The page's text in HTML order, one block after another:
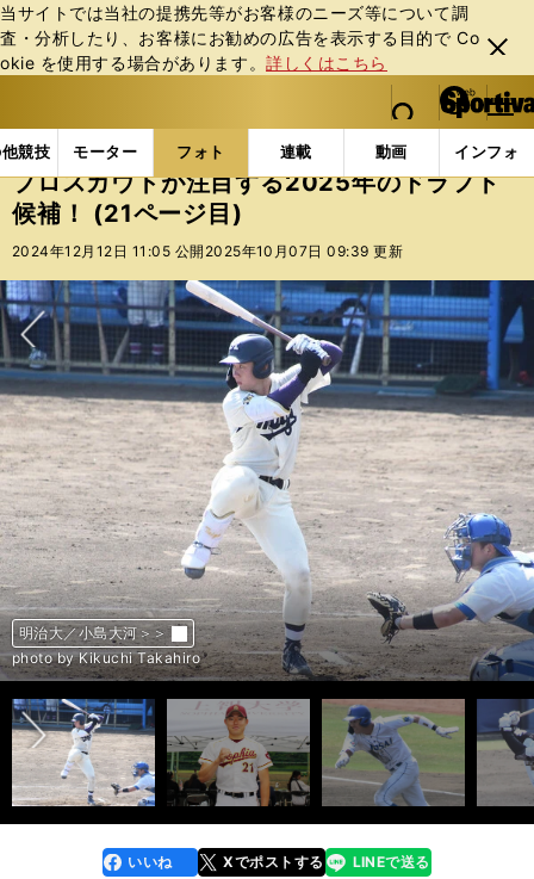
当サイトでは当社の提携先等がお客様のニーズ等について調
査・分析したり、お客様にお勧めの広告を表⽰する⽬的で Co
okie を使⽤する場合があります。詳しくはこちら
閉じ
る
web Sportiva (webスポルティーバ)
検索
マイペ
ー
ジ
メニュ
競技 モーター フォト 連載 動画 インフォ
b
ス
ポ
ル
ー
バ
フォトギャラリー コラムフォト プロスカウトが注
プロスカウトが注目する2025年のドラフト
候補！ (21ページ目)
2024年12月12日 11:05 公開 2025年10月07日 09:39 更新
次へ
創価大／立石正広 ＞＞
photo by Ohtomo Yoshiyuki
仙台大／大城海翔 ＞＞
photo by Kikuchi Takahiro
東海大／大塚瑠晏 ＞＞
photo by Kikuchi Takahiro
滝川高校／新井瑛太＞＞
photo by Kikuchi Takahiro
佛教大／赤木晴哉＞＞
photo by Kikuchi Takahiro
大阪学院大／エドポロ・ケイン＞＞
photo by Kikuchi Takahiro
幸福の科学学園／エミール・プレンサ＞＞
photo by Kikuchi Takahiro
未来富山／江藤蓮＞＞
photo by Kikuchi Takahiro
浦和学院／藤井健翔＞＞
photo by Kikuchi Takahiro
延岡学園／藤川敦也＞＞
photo by Kikuchi Takahiro
花園大／藤原聡大＞＞
photo by Kikuchi Takahiro
川和／濱岡蒼太＞＞
photo by Kikuchi Takahiro
火の国サラマンダーズ／池内匠生＞
photo by Kikuchi Takahiro
東北福祉大／堀越啓太＞＞
photo by Kikuchi Takahiro
カンザス州立大／井上心太郎＞＞
本人提供
NTT東日本／石井巧＞＞
photo by Kikuchi Takahiro
早稲田大／伊藤樹＞＞
photo by Kikuchi Takahiro
幸福の科学学園／ユニオール・ヌニエス＞＞
photo by Kikuchi Takahiro
神奈川大／金子京介＞＞
photo by Kikuchi Takahiro
Honda／片山皓心＞＞
photo by Kikuchi Takahiro
明治大／小島大河＞＞
photo by Kikuchi Takahiro
上智大／正木悠馬＞＞
photo by Takagi Yu
城西大／松川玲央＞＞
photo by Kikuchi Takahiro
栃木ゴールデンブレーブス／三方陽登＞＞
photo by Kikuchi Takahiro
JR東海／水谷祥平＞＞
photo by Takagi Yu
栃木ゴールデンブレーブス／桃次郎＞＞
photo by Kikuchi Takahiro
大阪学院大高／長瀬大来＞＞
photo by Kikuchi Takahiro
立教大／小畠一心＞＞
photo by Sankei Visual
青山学院大／小田康一郎＞＞
photo by Kikuchi Takahiro
学法石川／大栄利哉＞＞
photo by Kikuchi Takahiro
石川ミリオンスターズ／大坪梓恩＞＞
photo by Kikuchi Takahiro
中京大／大矢琉晟＞＞
photo by Kikuchi Takahiro
筑波大／岡城快生＞＞
photo by Kikuchi Takahiro
東北福祉大／櫻井頼之介＞＞
photo by Kikuchi Takahiro
昌平／櫻井ユウヤ＞＞
photo by Kikuchi Takahiro
中京大／沢田涼太＞＞
photo by Kikuchi Takahiro
日大鶴ヶ丘／住日翔夢＞＞
photo by Takagi Yu
東海大甲府／鈴木蓮吾＞＞
photo by Kikuchi Takahiro
富山GRNサンダーバーズ／シャピロ・マシュー一郎＞＞
photo by Kikuchi Takahiro
仙台育英／高田庵冬＞＞
photo by Kikuchi Takahiro
神奈川フューチャードリームス／冨重英二郎＞＞
photo by Kikuchi Takahiro
東京大／渡辺向輝＞＞
photo by Kikuchi Takahiro
愛媛マンダリンパイレーツ／上野雄大＞＞
photo by Kikuchi Takahiro
創価大／山崎太陽＞＞
photo by Kikuchi Takahiro
立教大／山形球道＞＞
photo by Ohtomo Yoshiyuki
国士舘大／山下来球＞＞
photo by Kikuchi Takahiro
九州国際大付／山本嘉隆＞＞
photo by Kikuchi Takahiro
茨城アストロプラネッツ／山本仁＞＞
photo by Kikuchi Takahiro
前へ
faceboo
k
いいね Xでポストする
line LINEで送る